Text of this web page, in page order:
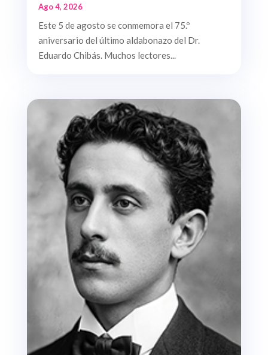
Ago 4, 2026
Este 5 de agosto se conmemora el 75.º
aniversario del último aldabonazo del Dr.
Eduardo Chibás. Muchos lectores...